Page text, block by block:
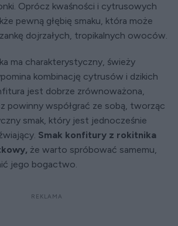
Oprócz kwaśności i cytrusowych
pewną głębię smaku, która może
dojrzałych, tropikalnych owoców.
ma charakterystyczny, świeży
kombinację cytrusów i dzikich
jest dobrze zrównoważona,
powinny współgrać ze sobą, tworząc
smak, który jest jednocześnie
Smak konfitury z rokitnika
że warto spróbować samemu,
jego bogactwo.